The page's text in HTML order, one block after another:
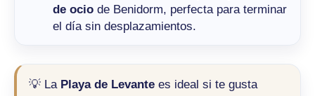
de ocio de Benidorm, perfecta para terminar
el día sin desplazamientos.
💡 La Playa de Levantees ideal si te gusta